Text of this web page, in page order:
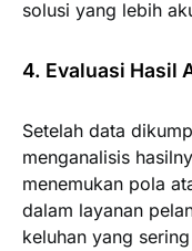
solusi yang lebih
4. Evaluasi Hasil
Setelah data
menganalisis
menemukan pola
dalam layanan
keluhan yang